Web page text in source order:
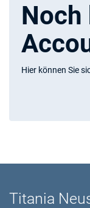
Noch
Hier können Sie
Titania